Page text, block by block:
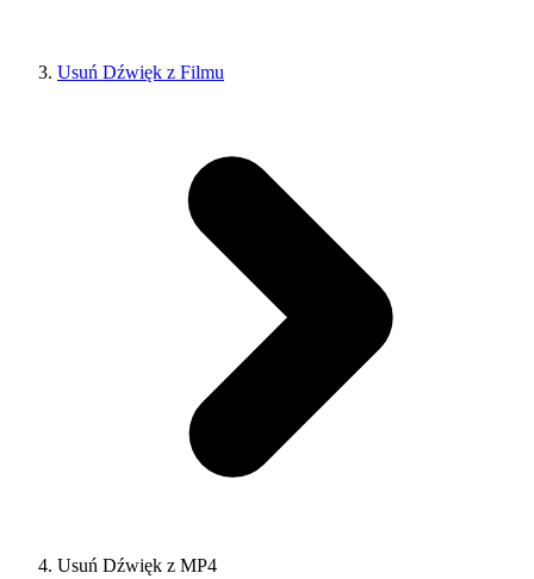
Usuń Dźwięk z Filmu
Usuń Dźwięk z MP4